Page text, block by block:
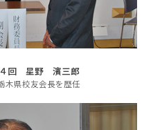
回 星野 濱三郎
木県校友会長を歴任